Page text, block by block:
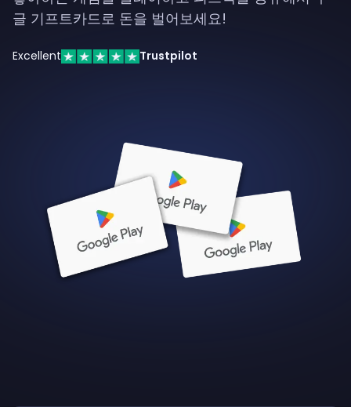
글 기프트카드로 돈을 벌어보세요!
Excellent Trustpilot